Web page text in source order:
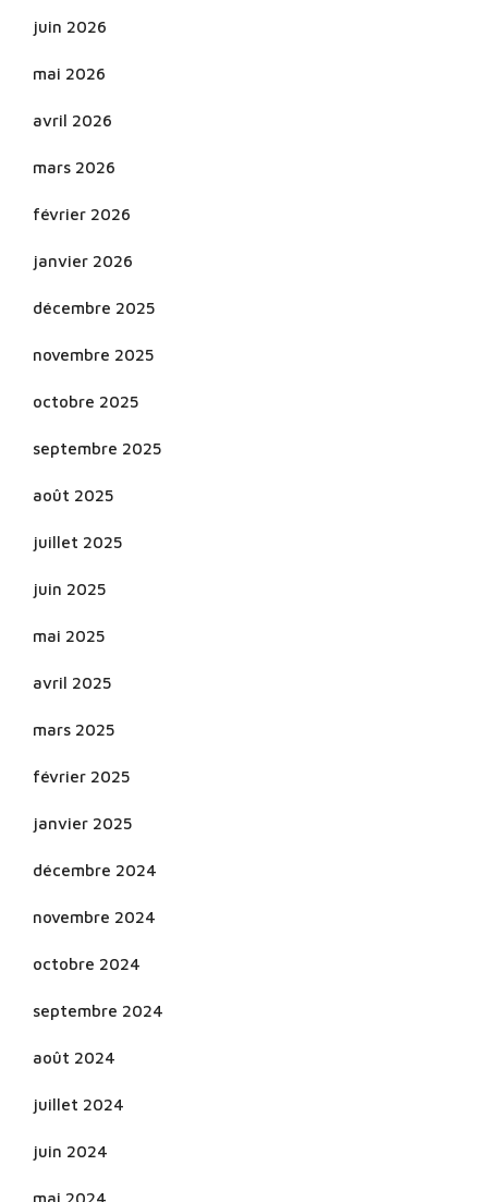
juin 2026
mai 2026
avril 2026
mars 2026
février 2026
janvier 2026
décembre 2025
novembre 2025
octobre 2025
septembre 2025
août 2025
juillet 2025
juin 2025
mai 2025
avril 2025
mars 2025
février 2025
janvier 2025
décembre 2024
novembre 2024
octobre 2024
septembre 2024
août 2024
juillet 2024
juin 2024
mai 2024